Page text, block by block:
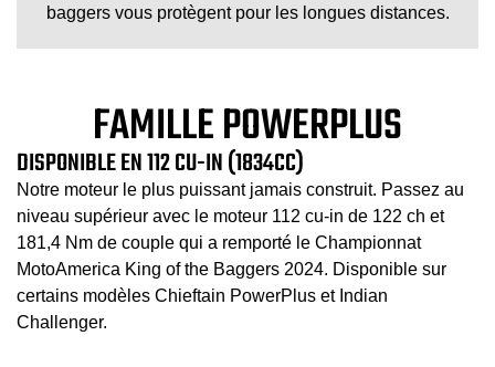
baggers vous protègent pour les longues distances.
FAMILLE POWERPLUS
DISPONIBLE EN 112 CU-IN (1834CC)
Notre moteur le plus puissant jamais construit. Passez au
niveau supérieur avec le moteur 112 cu-in de 122 ch et
181,4 Nm de couple qui a remporté le Championnat
MotoAmerica King of the Baggers 2024. Disponible sur
certains modèles Chieftain PowerPlus et Indian
Challenger.